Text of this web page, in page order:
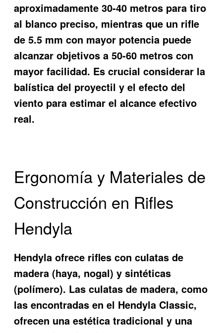
aproximadamente 30-40 metros para tiro
al blanco preciso, mientras que un rifle
de 5.5 mm con mayor potencia puede
alcanzar objetivos a 50-60 metros con
mayor facilidad. Es crucial considerar la
balística del proyectil y el efecto del
viento para estimar el alcance efectivo
real.
Ergonomía y Materiales de
Construcción en Rifles
Hendyla
Hendyla ofrece rifles con culatas de
madera (haya, nogal) y sintéticas
(polímero). Las culatas de madera, como
las encontradas en el Hendyla Classic,
ofrecen una estética tradicional y una